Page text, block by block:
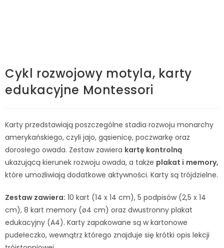
Cykl rozwojowy motyla, karty
edukacyjne Montessori
Karty przedstawiają poszczególne stadia rozwoju monarchy
amerykańskiego, czyli jajo, gąsienicę, poczwarkę oraz
dorosłego owada. Zestaw zawiera kartę kontrolną
ukazującą kierunek rozwoju owada, a także plakat i memory,
które umożliwiają dodatkowe aktywności. Karty są trójdzielne.
Zestaw zawiera: 10 kart (14 x 14 cm), 5 podpisów (2,5 x 14
cm), 8 kart memory (ø4 cm) oraz dwustronny plakat
edukacyjny (A4). Karty zapakowane są w kartonowe
pudełeczko, wewnątrz którego znajduje się krótki opis lekcji